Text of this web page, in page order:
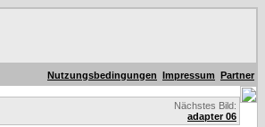
Nutzungsbedingungen Impressum Partner
Nächstes Bild:
adapter 06